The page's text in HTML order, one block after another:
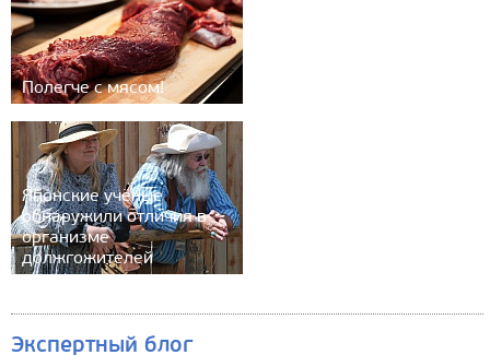
Полегче с мясом!
Японские учёные
обнаружили отличия в
организме
должгожителей
Экспертный блог